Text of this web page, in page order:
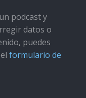
podcast y
datos o
puedes
formulario de